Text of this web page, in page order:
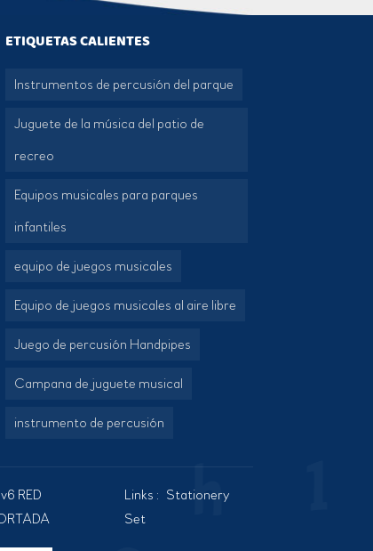
ETIQUETAS CALIENTES
Instrumentos de percusión del parque
Juguete de la música del patio de
recreo
Equipos musicales para parques
infantiles
equipo de juegos musicales
Equipo de juegos musicales al aire libre
Juego de percusión Handpipes
Campana de juguete musical
instrumento de percusión
RED
Links : Stationery
Set